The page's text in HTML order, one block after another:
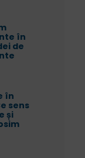
în
de
în
sens
și